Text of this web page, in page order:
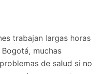
trabajan largas horas
muchas
de salud si no